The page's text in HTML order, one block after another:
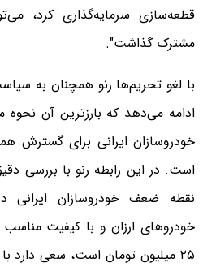
قطعه‌سازی سرمایه‌گذاری کرد،
مشترک گذاشت".
با لغو تحریم‌ها رنو همچنان به
ادامه می‌دهد که بارزترین آن نحوه
خودروسازان ایرانی برای گسترش
است. در این رابطه رنو با بررسی
نقطه‌ ضعف خودروسازان ایرانی
۲۵ میلیون تومان است، سعی دارد